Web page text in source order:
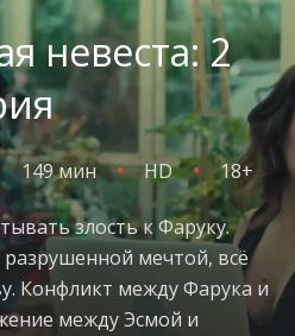
невеста: 2
149 мин HD 18+
злость к Фаруку.
мечтой, всё
Конфликт между Фарука и
между Эсмой и